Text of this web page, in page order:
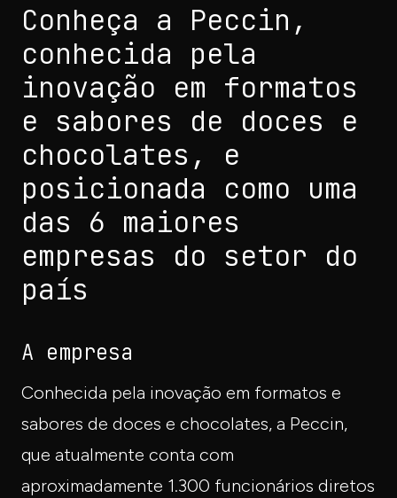
Conheça a Peccin,
conhecida pela
inovação em formatos
e sabores de doces e
chocolates, e
posicionada como uma
das 6 maiores
empresas do setor do
país
A empresa
Conhecida pela inovação em formatos e
sabores de doces e chocolates, a Peccin,
que atualmente conta com
aproximadamente 1.300 funcionários diretos